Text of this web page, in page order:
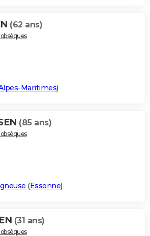
(62 ans)
Maritimes)
(85 ans)
(Essonne)
(31 ans)